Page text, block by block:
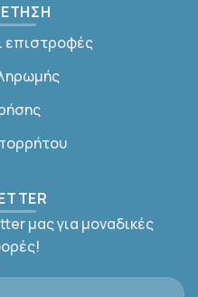
επιστροφές
μας για μοναδικές